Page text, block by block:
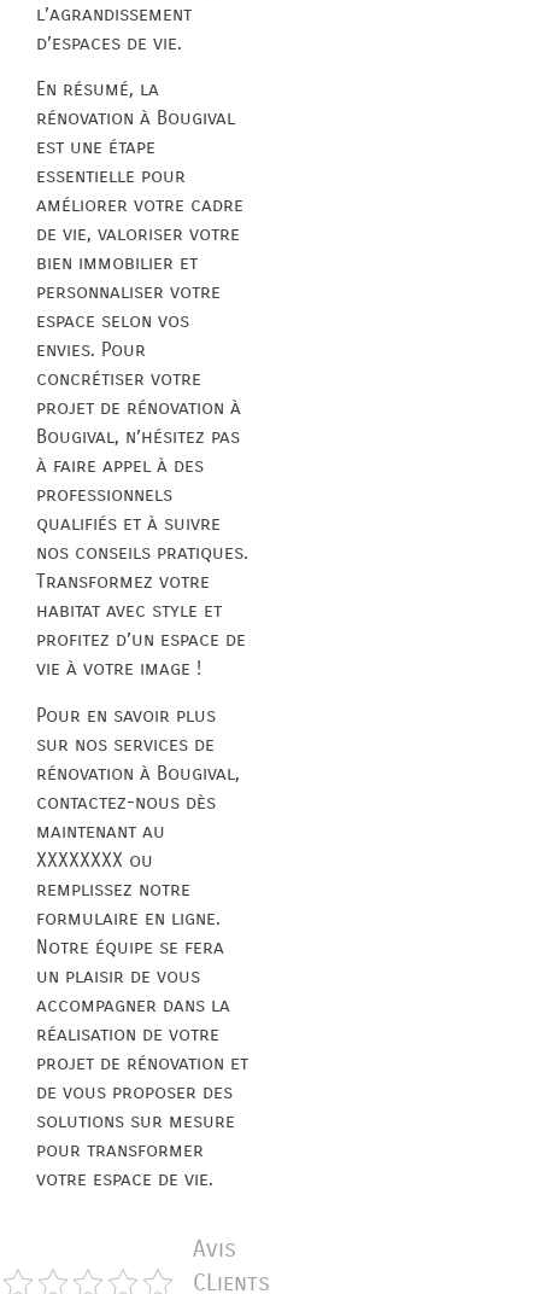
l’agrandissement
d’espaces de vie.
En résumé, la
rénovation à Bougival
est une étape
essentielle pour
améliorer votre cadre
de vie, valoriser votre
bien immobilier et
personnaliser votre
espace selon vos
envies. Pour
concrétiser votre
projet de rénovation à
Bougival, n’hésitez pas
à faire appel à des
professionnels
qualifiés et à suivre
nos conseils pratiques.
Transformez votre
habitat avec style et
profitez d’un espace de
vie à votre image !
Pour en savoir plus
sur nos services de
rénovation à Bougival,
contactez-nous dès
maintenant au
XXXXXXXX ou
remplissez notre
formulaire en ligne.
Notre équipe se fera
un plaisir de vous
accompagner dans la
réalisation de votre
projet de rénovation et
de vous proposer des
solutions sur mesure
pour transformer
votre espace de vie.
Avis
CLients